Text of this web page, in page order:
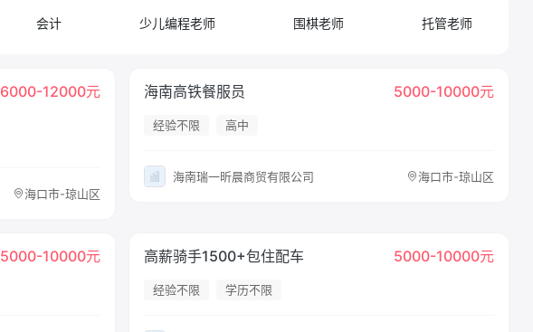
会计 少儿编程老师 围棋老师 托管老师
6000-12000元
海口市-琼山区
海南高铁餐服员 5000-10000元
经验不限 高中
海南瑞一昕晨商贸有限公司 海口市-琼山区
5000-10000元 高薪骑手1500+包住配车 5000-10000元
经验不限 学历不限